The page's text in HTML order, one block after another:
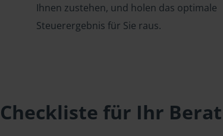
Ihnen zustehen, und holen das optimale
Steuerergebnis für Sie raus.
Checkliste für Ihr